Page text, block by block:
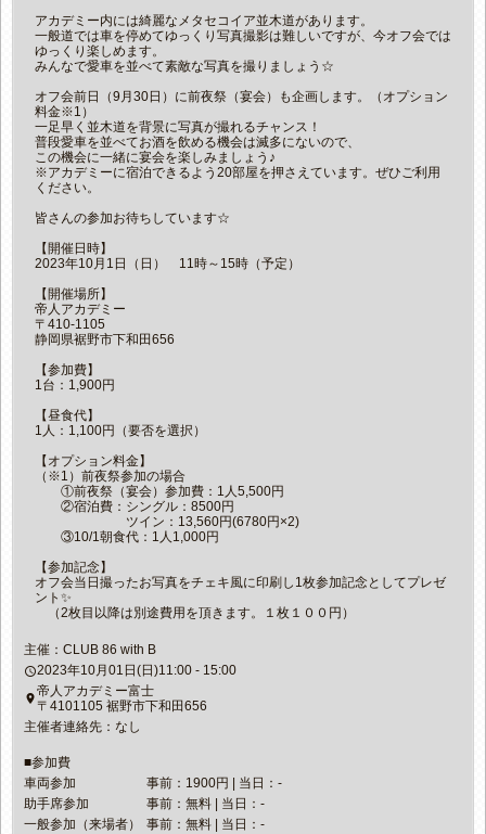
アカデミー内には綺麗なメタセコイア並木道があります。
一般道では車を停めてゆっくり写真撮影は難しいですが、今オフ会では
ゆっくり楽しめます。
みんなで愛車を並べて素敵な写真を撮りましょう☆
オフ会前日（9月30日）に前夜祭（宴会）も企画します。（オプション
料金※1）
一足早く並木道を背景に写真が撮れるチャンス！
普段愛車を並べてお酒を飲める機会は滅多にないので、
この機会に一緒に宴会を楽しみましょう♪
※アカデミーに宿泊できるよう20部屋を押さえています。ぜひご利用
ください。
皆さんの参加お待ちしています☆
【開催日時】
2023年10月1日（日） 11時～15時（予定）
【開催場所】
帝人アカデミー
〒410-1105
静岡県裾野市下和田656
【参加費】
1台：1,900円
【昼食代】
1人：1,100円（要否を選択）
【オプション料金】
（※1）前夜祭参加の場合
①前夜祭（宴会）参加費：1人5,500円
②宿泊費：シングル：8500円
ツイン：13,560円(6780円×2)
③10/1朝食代：1人1,000円
【参加記念】
オフ会当日撮ったお写真をチェキ風に印刷し1枚参加記念としてプレゼ
ント✨
（2枚目以降は別途費用を頂きます。１枚１００円）
主催：CLUB 86 with B
access_time2023年10月01日(日)11:00 - 15:00
place帝人アカデミー富士
〒4101105 裾野市下和田656
主催者連絡先：なし
■参加費
車両参加
事前：1900円 | 当日：-
助手席参加
事前：無料 | 当日：-
一般参加（来場者）
事前：無料 | 当日：-